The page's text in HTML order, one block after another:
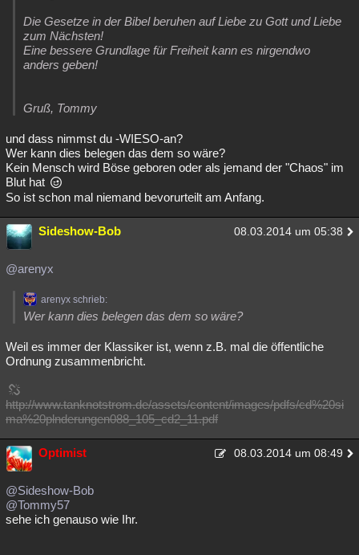
Die Gesetze in der Bibel beruhen auf Liebe zu Gott und Liebe
zum Nächsten!
Eine bessere Grundlage für Freiheit kann es nirgendwo
anders geben!
Gruß, Tommy
und dass nimmst du -WIESO-an?
Wer kann dies belegen das dem so wäre?
Kein Mensch wird Böse geboren oder als jemand der "Chaos" im
Blut hat
So ist schon mal niemand bevorurteilt am Anfang.
Sideshow-Bob 08.03.2014 um 05:38
@arenyx
arenyx schrieb:
Wer kann dies belegen das dem so wäre?
Weil es immer der Klassiker ist, wenn z.B. mal die öffentliche
Ordnung zusammenbricht.
http://www.tanknotstrom.de/assets/content/images/pdfs/cd%20si
ma%20plnderungen088_105_cd2_11.pdf
Optimist 08.03.2014 um 08:49
@Sideshow-Bob
@Tommy57
sehe ich genauso wie Ihr.